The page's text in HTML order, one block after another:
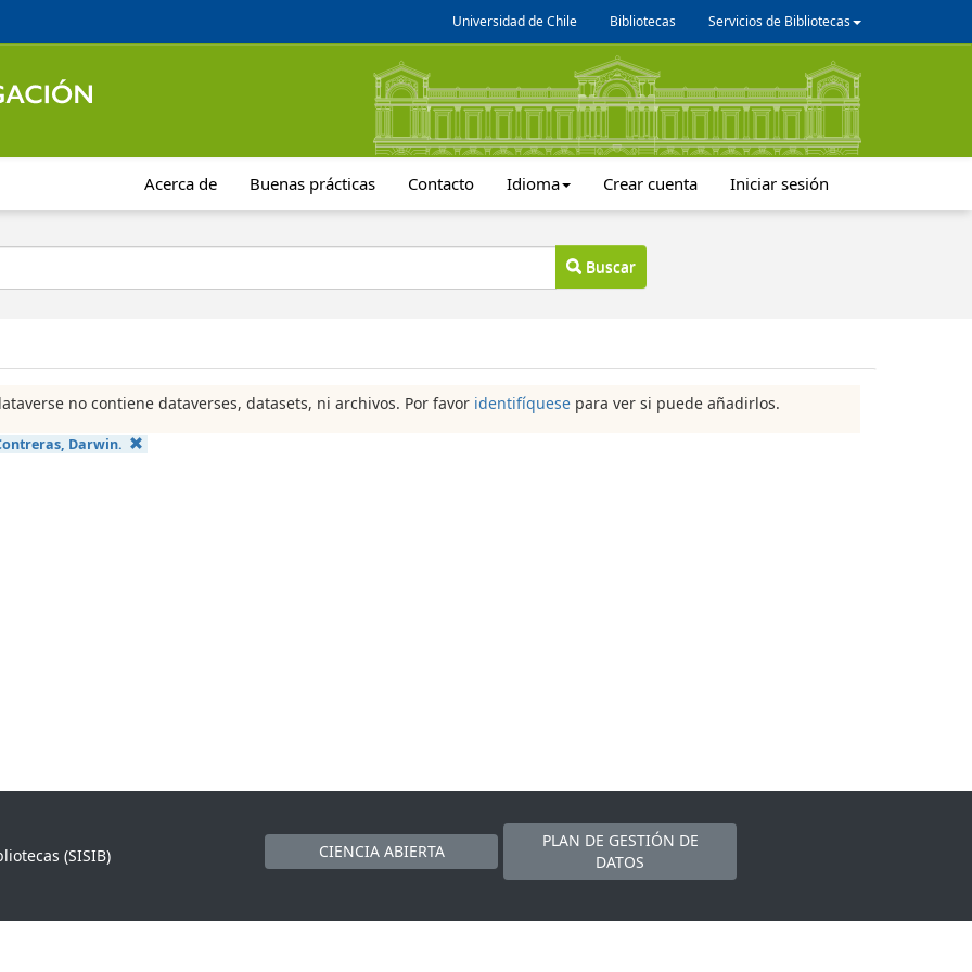
Universidad de Chile Bibliotecas Servicios de Bibliotecas
Acerca de Buenas prácticas Contacto Idioma Crear cuenta Iniciar sesión
Buscar
no contiene dataverses, datasets, ni archivos. Por favor identifíquese para ver si puede añadirlos.
Darwin.
(SISIB)
CIENCIA ABIERTA
PLAN DE GESTIÓN DE
DATOS